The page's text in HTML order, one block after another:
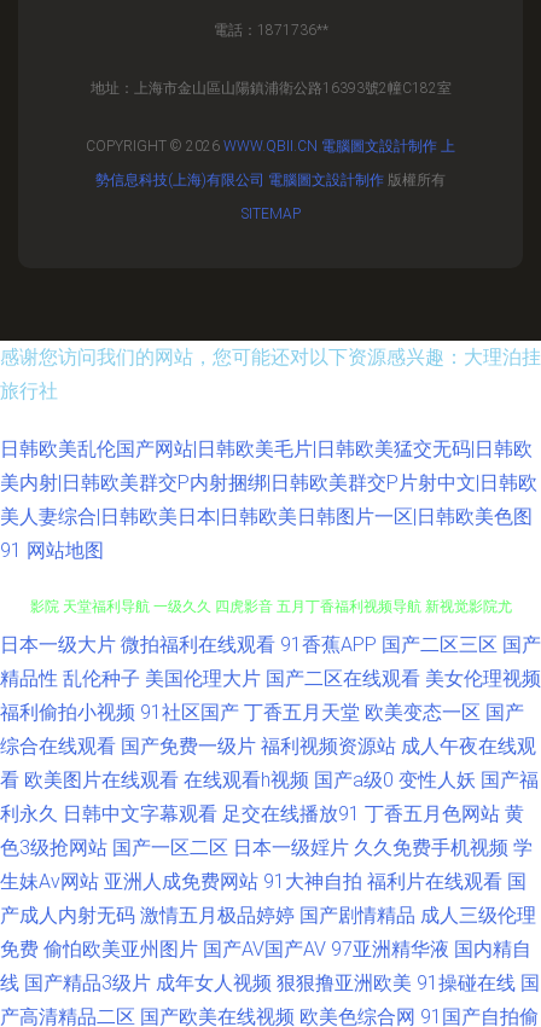
電話：1871736**
地址：上海市金山區山陽鎮浦衛公路16393號2幢C182室
COPYRIGHT © 2026 WWW.QBII.CN 電腦圖文設計制作 上
勢信息科技(上海)有限公司 電腦圖文設計制作 版權所有
SITEMAP
感谢您访问我们的网站，您可能还对以下资源感兴趣：大理泊挂
旅行社
日韩欧美乱伦国产网站|日韩欧美毛片|日韩欧美猛交无码|日韩欧
美内射|日韩欧美群交P内射捆绑|日韩欧美群交P片射中文|日韩欧
美人妻综合|日韩欧美日本|日韩欧美日韩图片一区|日韩欧美色图
91 网站地图
91成人网 男人的天堂黄色网 丰满人妻一区二区片 人妻先锋影音AV 伊人久久
影院 天堂福利导航 一级久久 四虎影音 五月丁香福利视频导航 新视觉影院尤
物视频 伊人干大香蕉 欧亚av 无码人妻丝袜高跟 先锋影音人妻AV 天堂少女
深爱网伊人成人在线 91C视频资源在线 91福利视频地址导航 91精品网 尤物
视频在线一区 91在线观看免费 91玉足 国产精品在线久久 大香蕉伊人素人 婷
婷五月天色婷 日本a区 美欧AAA片 性色四虎五月天 大香蕉伊人AV在线 亚洲
天堂成人网 91视频网页 国产片1024 日韩列表中文 91乱子伦 国产欧美日本
日本一级大片 微拍福利在线观看 91香蕉APP 国产二区三区 国产
精品性 乱伦种子 美国伦理大片 国产二区在线观看 美女伦理视频
福利偷拍小视频 91社区国产 丁香五月天堂 欧美变态一区 国产
综合在线观看 国产免费一级片 福利视频资源站 成人午夜在线观
看 欧美图片在线观看 在线观看h视频 国产a级0 变性人妖 国产福
利永久 日韩中文字幕观看 足交在线播放91 丁香五月色网站 黄
色3级抢网站 国产一区二区 日本一级婬片 久久免费手机视频 学
生妹Av网站 亚洲人成免费网站 91大神自拍 福利片在线观看 国
产成人内射无码 激情五月极品婷婷 国产剧情精品 成人三级伦理
免费 偷怕欧美亚州图片 国产AV国产AV 97亚洲精华液 国内精自
线 国产精品3级片 成年女人视频 狠狠撸亚洲欧美 91操碰在线 国
产高清精品二区 国产欧美在线视频 欧美色综合网 91国产自拍偷